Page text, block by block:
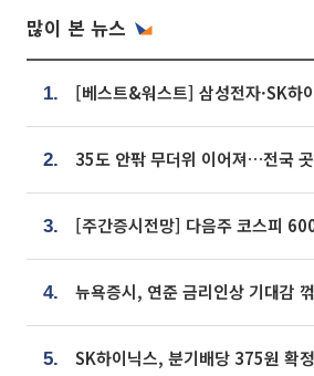
많이 본 뉴스
1.
2.
3.
4.
5.